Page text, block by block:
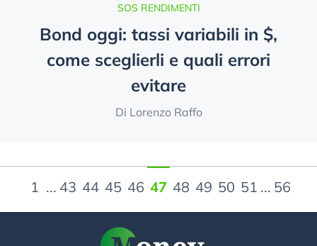
SOS RENDIMENTI
Bond oggi: tassi variabili in $,
come sceglierli e quali errori
evitare
Di Lorenzo Raffo
1 ... 43 44 45 46 47 48 49 50 51 ... 56